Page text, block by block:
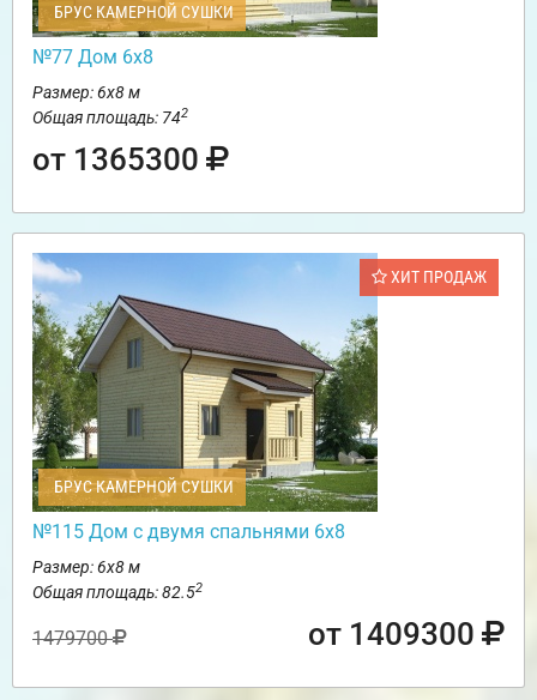
БРУС КАМЕРНОЙ СУШКИ
№77 Дом 6х8
Размер: 6х8 м
Общая площадь: 742
от 1365300
ХИТ ПРОДАЖ
БРУС КАМЕРНОЙ СУШКИ
№115 Дом с двумя спальнями 6х8
Размер: 6х8 м
Общая площадь: 82.52
1479700 от 1409300